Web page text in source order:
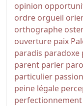
opinion
ordre orgueil
orthographe
ouverture paix
paradis paradoxe
parent parler
particulier passion
peine légale
perfectionnement